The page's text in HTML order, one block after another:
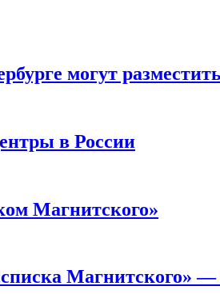
могут
в России
Магнитского»
Магнитского»